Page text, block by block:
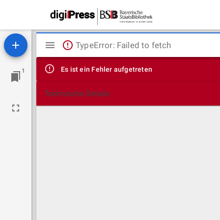
1
Mirador
Viewer
TypeError: Failed to fetch
Es ist ein Fehler aufgetreten
Technische Details